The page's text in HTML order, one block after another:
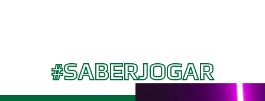
#SABERJOGAR